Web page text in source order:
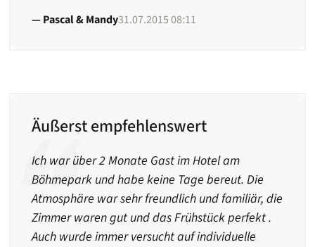
Pascal & Mandy31.07.2015 08:11
Äußerst empfehlenswert
Ich war über 2 Monate Gast im Hotel am
Böhmepark und habe keine Tage bereut. Die
Atmosphäre war sehr freundlich und familiär, die
Zimmer waren gut und das Frühstück perfekt .
Auch wurde immer versucht auf individuelle